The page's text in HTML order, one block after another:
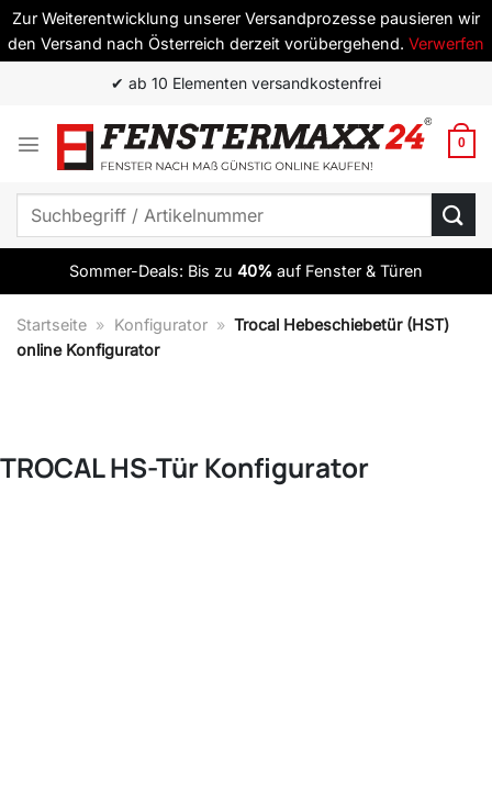
Zur Weiterentwicklung unserer Versandprozesse pausieren wir
den Versand nach Österreich derzeit vorübergehend. Verwerfen
springen
✔ ab 10 Elementen versandkostenfrei
0
Suchen
Sommer-Deals: Bis zu 40% auf Fenster & Türen
Startseite » Konfigurator » Trocal Hebeschiebetür (HST)
online Konfigurator
TROCAL HS-Tür Konfigurator